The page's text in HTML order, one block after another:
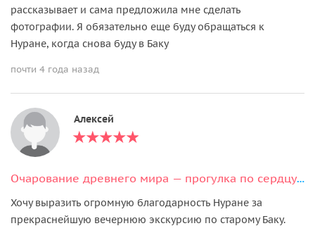
рассказывает и сама предложила мне сделать
фотографии. Я обязательно еще буду обращаться к
Нуране, когда снова буду в Баку
почти 4 года назад
Алексей
Очарование древнего мира — прогулка по сердцу Баку
Хочу выразить огромную благодарность Нуране за
прекраснейшую вечернюю экскурсию по старому Баку.